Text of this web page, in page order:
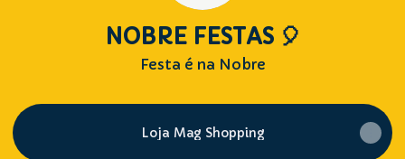
NOBRE FESTAS 🎈
Festa é na Nobre
Loja Mag Shopping